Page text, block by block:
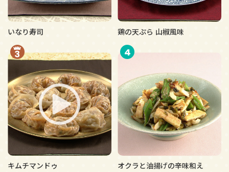
いなり寿司 鶏の天ぷら 山椒風味
キムチマンドゥ
4
オクラと油揚げの辛味和え